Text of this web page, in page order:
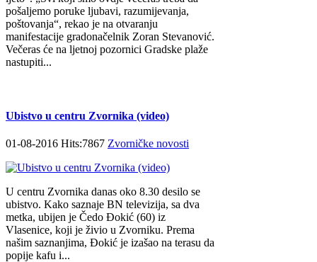
pošaljemo poruke ljubavi, razumijevanja,
poštovanja“, rekao je na otvaranju
manifestacije gradonačelnik Zoran Stevanović.
Večeras će na ljetnoj pozornici Gradske plaže
nastupiti...
Ubistvo u centru Zvornika (video)
01-08-2016 Hits:7867 Zvorničke novosti
U centru Zvornika danas oko 8.30 desilo se
ubistvo. Kako saznaje BN televizija, sa dva
metka, ubijen je Čedo Đokić (60) iz
Vlasenice, koji je živio u Zvorniku. Prema
našim saznanjima, Đokić je izašao na terasu da
popije kafu i...